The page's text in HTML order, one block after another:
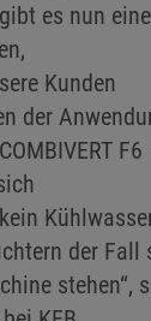
es nun eine
Kunden
der
F6
der Fall
stehen“,